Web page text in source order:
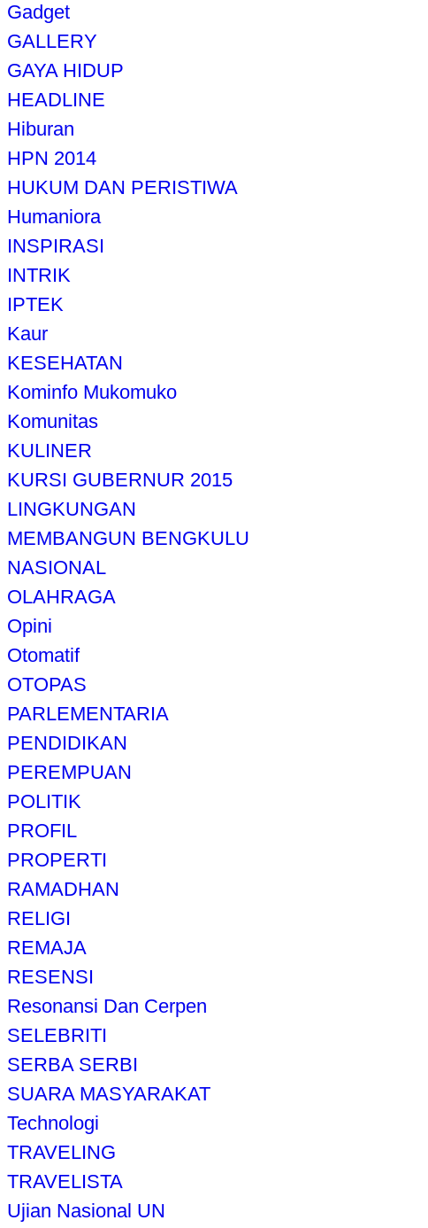
Gadget
GALLERY
GAYA HIDUP
HEADLINE
Hiburan
HPN 2014
HUKUM DAN PERISTIWA
Humaniora
INSPIRASI
INTRIK
IPTEK
Kaur
KESEHATAN
Kominfo Mukomuko
Komunitas
KULINER
KURSI GUBERNUR 2015
LINGKUNGAN
MEMBANGUN BENGKULU
NASIONAL
OLAHRAGA
Opini
Otomatif
OTOPAS
PARLEMENTARIA
PENDIDIKAN
PEREMPUAN
POLITIK
PROFIL
PROPERTI
RAMADHAN
RELIGI
REMAJA
RESENSI
Resonansi Dan Cerpen
SELEBRITI
SERBA SERBI
SUARA MASYARAKAT
Technologi
TRAVELING
TRAVELISTA
Ujian Nasional UN